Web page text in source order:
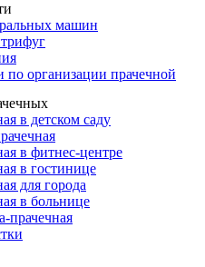
машин
по организации прачечной
в детском саду
в фитнес-центре
в гостинице
для города
в больнице
прачечная